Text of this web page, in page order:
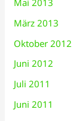
Mai 2013
März 2013
Oktober 2012
Juni 2012
Juli 2011
Juni 2011